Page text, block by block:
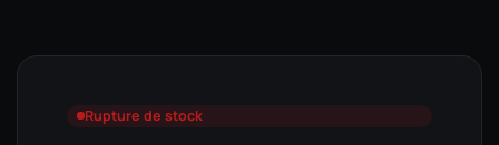
Rupture de stock